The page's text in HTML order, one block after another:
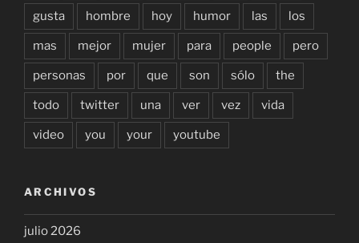
gusta hombre hoy humor las los
mas mejor mujer para people pero
personas por que son sólo the
todo twitter una ver vez vida
video you your youtube
ARCHIVOS
julio 2026